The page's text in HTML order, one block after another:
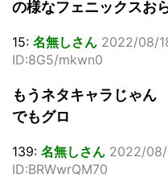
の様なフェニックスお
15: 名無しさん 2022/08/
ID:8G5/mkwn0
もうネタキャラじゃん
でもグロ
139: 名無しさん 2022/08/
ID:BRWwrQM70